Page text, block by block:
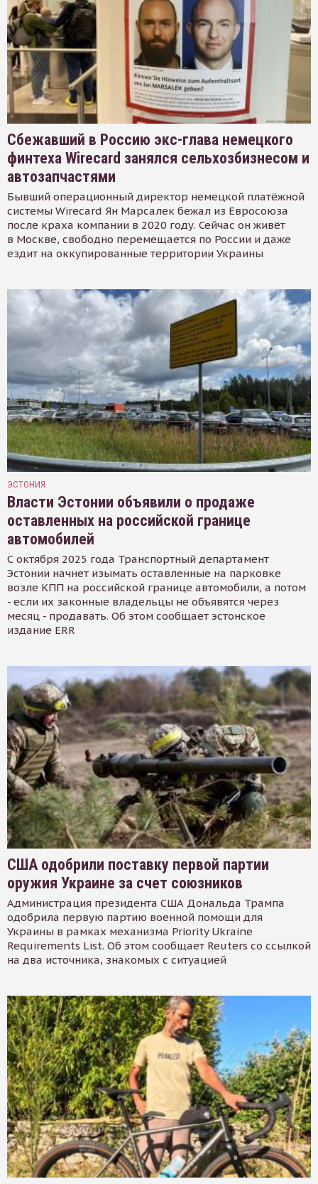
Сбежавший в Россию экс-глава немецкого
финтеха Wirecard занялся сельхозбизнесом и
автозапчастями
Бывший операционный директор немецкой платёжной
системы Wirecard Ян Марсалек бежал из Евросоюза
после краха компании в 2020 году. Сейчас он живёт
в Москве, свободно перемещается по России и даже
ездит на оккупированные территории Украины
ЭСТОНИЯ
Власти Эстонии объявили о продаже
оставленных на российской границе
автомобилей
С октября 2025 года Транспортный департамент
Эстонии начнет изымать оставленные на парковке
возле КПП на российской границе автомобили, а потом
- если их законные владельцы не объявятся через
месяц - продавать. Об этом сообщает эстонское
издание ERR
США одобрили поставку первой партии
оружия Украине за счет союзников
Администрация президента США Дональда Трампа
одобрила первую партию военной помощи для
Украины в рамках механизма Priority Ukraine
Requirements List. Об этом сообщает Reuters со ссылкой
на два источника, знакомых с ситуацией